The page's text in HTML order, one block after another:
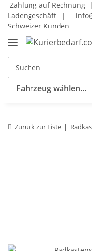
Zahlung auf Rechnung
Ladengeschäft
|
Schweizer Kunden
Fahrzeug wählen...
Zurück zur Liste